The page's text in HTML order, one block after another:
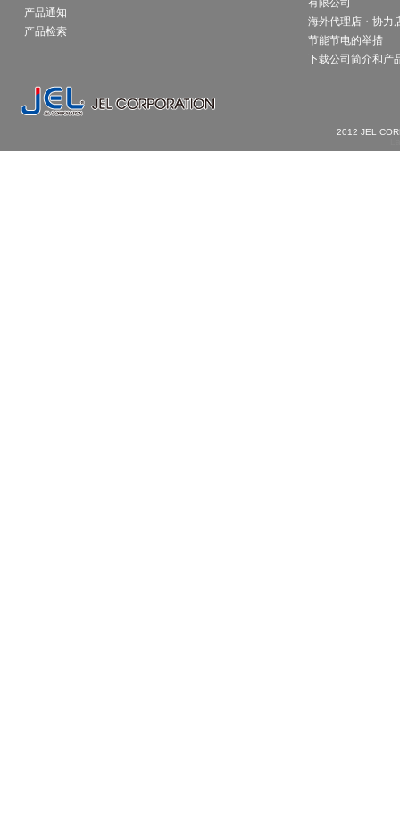
产品通知
产品检索
有限公司
海外代理店・协力
节能节电的举措
下载公司简介和产
2012 JEL